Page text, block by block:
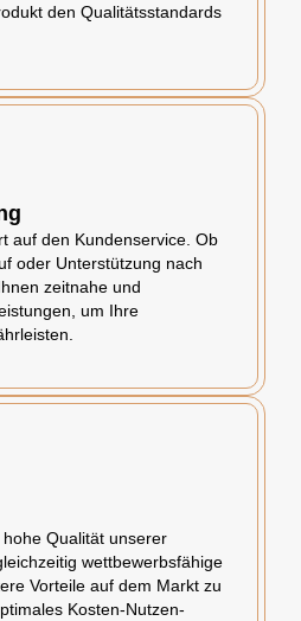
den Qualitätsstandards
auf den Kundenservice. Ob
oder Unterstützung nach
zeitnahe und
um Ihre
Qualität unserer
wettbewerbsfähige
Vorteile auf dem Markt zu
Kosten-Nutzen-